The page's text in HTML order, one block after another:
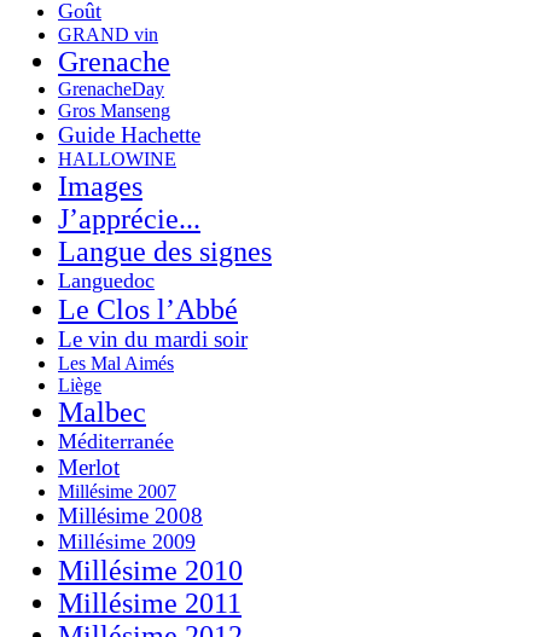
Goût
GRAND vin
Grenache
GrenacheDay
Gros Manseng
Guide Hachette
HALLOWINE
Images
J’apprécie...
Langue des signes
Languedoc
Le Clos l’Abbé
Le vin du mardi soir
Les Mal Aimés
Liège
Malbec
Méditerranée
Merlot
Millésime 2007
Millésime 2008
Millésime 2009
Millésime 2010
Millésime 2011